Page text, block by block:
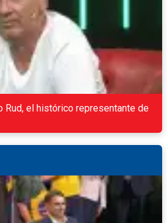
Rud, el histórico representante de